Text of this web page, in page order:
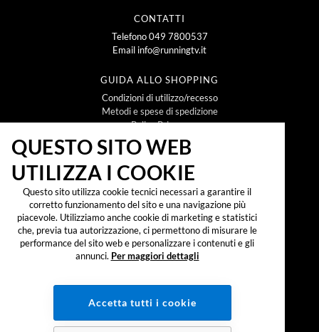
CONTATTI
Telefono049 7800537
Email info@runningtv.it
GUIDA ALLO SHOPPING
Condizioni di utilizzo/recesso
Metodi e spese di spedizione
Policy Privacy
Policy Cookie
NEWSLETTER
Iscrivendomi alla newsletter dichiaro di aver preso
visione dell'
informativa sul trattamento dei dati
personali secondo il reg. UE 2016/679 ("GDPR")
accetto di ricevere promozioni, offerte e
PAGAMENTI:
QUESTO SITO WEB
UTILIZZA I COOKIE
Questo sito utilizza cookie tecnici necessari a garantire il
corretto funzionamento del sito e una navigazione più
piacevole. Utilizziamo anche cookie di marketing e statistici
che, previa tua autorizzazione, ci permettono di misurare le
performance del sito web e personalizzare i contenuti e gli
annunci. Per maggiori dettagli
Accetta tutti i cookie